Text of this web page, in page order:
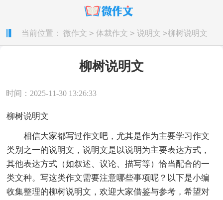
当前位置： 微作文 > 体裁作文 > 说明文 >柳树说明文
柳树说明文
时间：2025-11-30 13:26:33
柳树说明文
相信大家都写过作文吧，尤其是作为主要学习作文
类别之一的说明文，说明文是以说明为主要表达方式，
其他表达方式（如叙述、议论、描写等）恰当配合的一
类文种。写这类作文需要注意哪些事项呢？以下是小编
收集整理的柳树说明文，欢迎大家借鉴与参考，希望对